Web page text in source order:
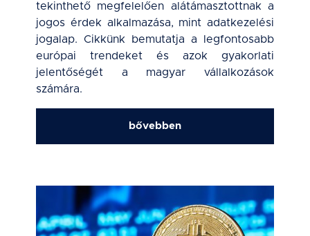
tekinthető megfelelően alátámasztottnak a
jogos érdek alkalmazása, mint adatkezelési
jogalap. Cikkünk bemutatja a legfontosabb
európai trendeket és azok gyakorlati
jelentőségét a magyar vállalkozások
számára.
bővebben